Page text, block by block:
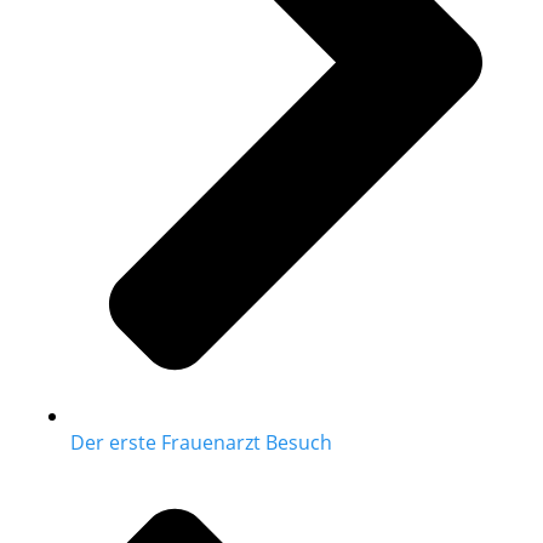
Der erste Frauenarzt Besuch